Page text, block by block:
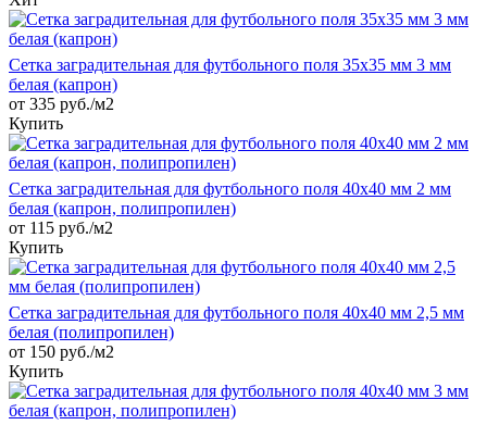
Сетка заградительная для футбольного поля 35х35 мм 3 мм
белая (капрон)
от 335 руб./м2
Купить
Сетка заградительная для футбольного поля 40х40 мм 2 мм
белая (капрон, полипропилен)
от 115 руб./м2
Купить
Сетка заградительная для футбольного поля 40х40 мм 2,5 мм
белая (полипропилен)
от 150 руб./м2
Купить